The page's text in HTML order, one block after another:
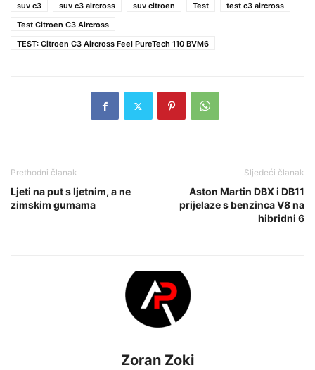
suv c3
suv c3 aircross suv citroen Test
test c3 aircross
Test Citroen C3 Aircross
TEST: Citroen C3 Aircross Feel PureTech 110 BVM6
Prethodni članak
Ljeti na put s ljetnim, a ne
zimskim gumama
Sljedeći članak
Aston Martin DBX i DB11
prijelaze s benzinca V8 na
hibridni 6
Zoran Zoki